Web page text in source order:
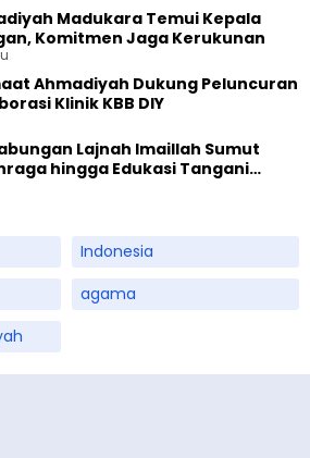
Madukara Temui Kepala
Komitmen Jaga Kerukunan
Ahmadiyah Dukung Peluncuran
Klinik KBB DIY
Lajnah Imaillah Sumut
hingga Edukasi Tangani
Indonesia
agama